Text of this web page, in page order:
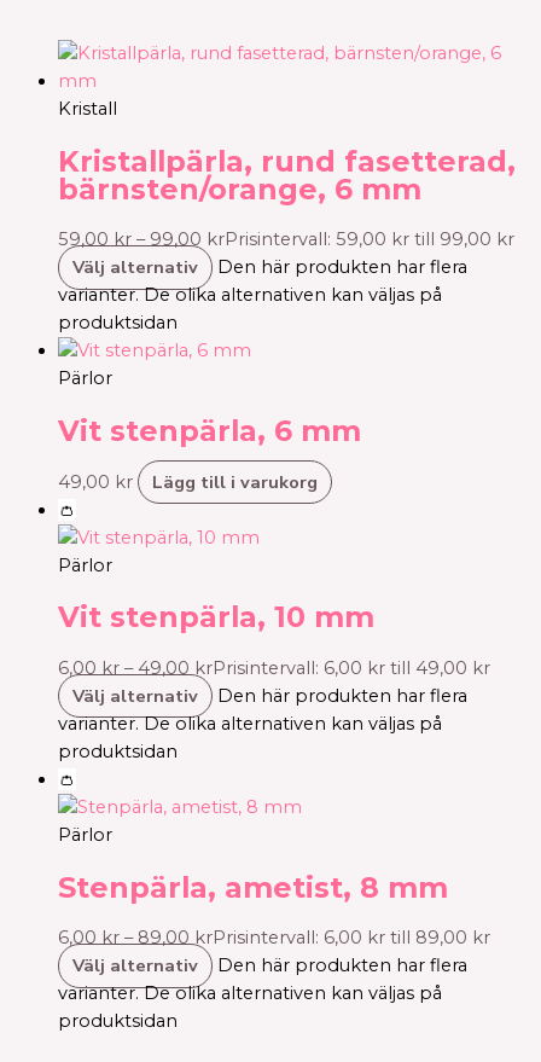
Kristall
Kristallpärla, rund fasetterad,
bärnsten/orange, 6 mm
59,00 kr – 99,00 krPrisintervall: 59,00 kr till 99,00 kr
Välj alternativ
Den här produkten har flera
varianter. De olika alternativen kan väljas på
produktsidan
Pärlor
Vit stenpärla, 6 mm
49,00 kr Lägg till i varukorg
👛
Pärlor
Vit stenpärla, 10 mm
6,00 kr – 49,00 krPrisintervall: 6,00 kr till 49,00 kr
Välj alternativ
Den här produkten har flera
varianter. De olika alternativen kan väljas på
produktsidan
👛
Pärlor
Stenpärla, ametist, 8 mm
6,00 kr – 89,00 krPrisintervall: 6,00 kr till 89,00 kr
Välj alternativ
Den här produkten har flera
varianter. De olika alternativen kan väljas på
produktsidan